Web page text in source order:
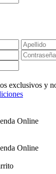
exclusivos y